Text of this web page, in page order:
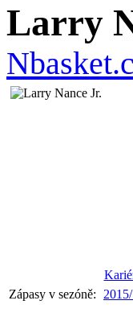
Larry
Zápasy v sezóně: